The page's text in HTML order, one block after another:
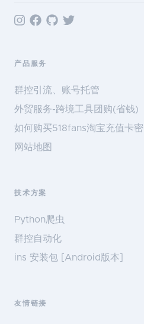
产品服务
群控引流、账号托管
外贸服务-跨境工具团购(省钱)
如何购买518fans淘宝充值卡密
网站地图
技术方案
Python爬虫
群控自动化
ins 安装包 [Android版本]
友情链接